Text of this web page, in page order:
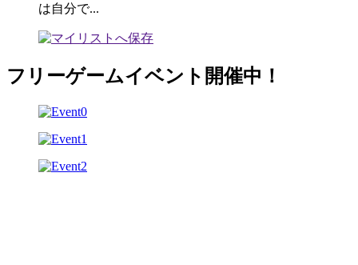
は自分で...
フリーゲームイベント開催中！